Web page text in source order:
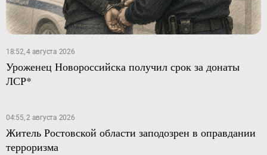
18:52, 4 августа 2026
Уроженец Новороссийска получил срок за донаты
ЛСР*
04:55, 2 августа 2026
Житель Ростовской области заподозрен в оправдании
терроризма